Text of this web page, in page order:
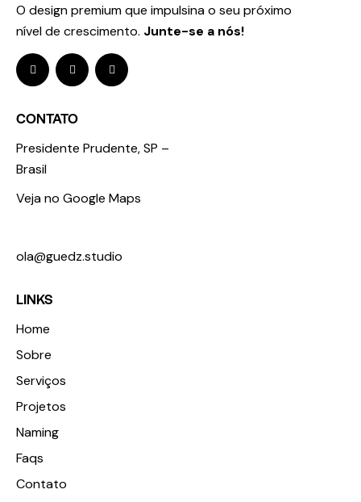
O design premium que impulsina o seu próximo
nível de crescimento. Junte-se a nós!
CONTATO
Presidente Prudente, SP –
Brasil
Veja no Google Maps
ola@guedz.studio
LINKS
Home
Sobre
Serviços
Projetos
Naming
Faqs
Contato